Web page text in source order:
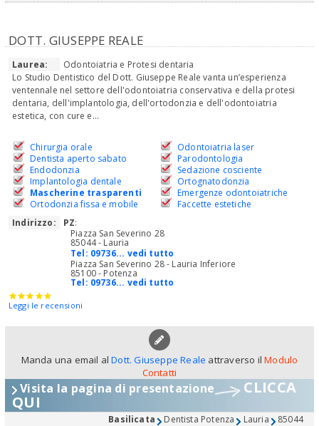
DOTT. GIUSEPPE REALE
Laurea:
Odontoiatria e Protesi dentaria
Lo Studio Dentistico del Dott. Giuseppe Reale vanta un’esperienza
ventennale nel settore dell'odontoiatria conservativa e della protesi
dentaria, dell'implantologia, dell'ortodonzia e dell'odontoiatria
estetica, con cure e...
Chirurgia orale
Dentista aperto sabato
Endodonzia
Implantologia dentale
Mascherine trasparenti
Ortodonzia fissa e mobile
Odontoiatria laser
Parodontologia
Sedazione cosciente
Ortognatodonzia
Emergenze odontoiatriche
Faccette estetiche
Indirizzo:
PZ:
Piazza San Severino 28
85044 - Lauria
Tel: 09736... vedi tutto
Piazza San Severino 28 - Lauria Inferiore
85100 - Potenza
Tel: 09736... vedi tutto
Leggi le recensioni
Manda una email alDott. Giuseppe Reale attraverso ilModulo
Contatti
Visita la pagina di presentazione CLICCA
QUI
Basilicata Dentista Potenza Lauria 85044